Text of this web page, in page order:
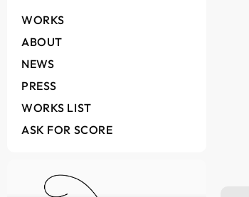
WORKS
ABOUT
NEWS
PRESS
WORKS LIST
ASK FOR SCORE